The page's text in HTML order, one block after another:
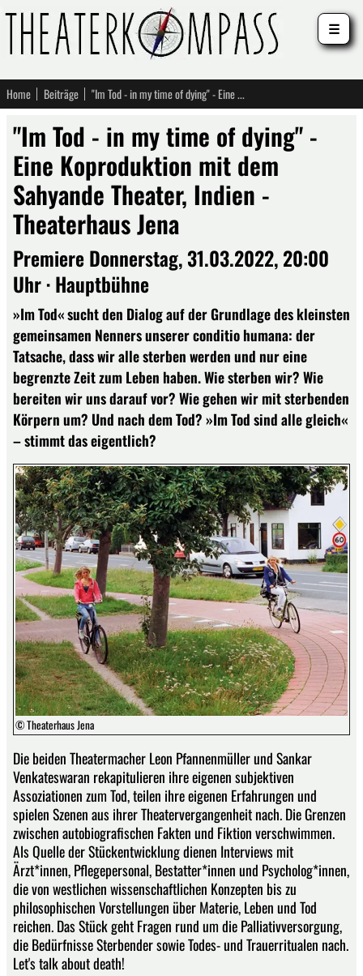
Home Beiträge "Im Tod - in my time of dying" - Eine Koproduktion mit dem Sahyande Theater, Indien - Theaterhaus Jena
"Im Tod - in my time of dying" -
Eine Koproduktion mit dem
Sahyande Theater, Indien -
Theaterhaus Jena
Premiere Donnerstag, 31.03.2022, 20:00
Uhr · Hauptbühne
»Im Tod« sucht den Dialog auf der Grundlage des kleinsten
gemeinsamen Nenners unserer conditio humana: der
Tatsache, dass wir alle sterben werden und nur eine
begrenzte Zeit zum Leben haben. Wie sterben wir? Wie
bereiten wir uns darauf vor? Wie gehen wir mit sterbenden
Körpern um? Und nach dem Tod? »Im Tod sind alle gleich«
– stimmt das eigentlich?
© Theaterhaus Jena
Die beiden Theatermacher Leon Pfannenmüller und Sankar
Venkateswaran rekapitulieren ihre eigenen subjektiven
Assoziationen zum Tod, teilen ihre eigenen Erfahrungen und
spielen Szenen aus ihrer Theatervergangenheit nach. Die Grenzen
zwischen autobiografischen Fakten und Fiktion verschwimmen.
Als Quelle der Stückentwicklung dienen Interviews mit
Ärzt*innen, Pflegepersonal, Bestatter*innen und Psycholog*innen,
die von westlichen wissenschaftlichen Konzepten bis zu
philosophischen Vorstellungen über Materie, Leben und Tod
reichen. Das Stück geht Fragen rund um die Palliativversorgung,
die Bedürfnisse Sterbender sowie Todes- und Trauerritualen nach.
Let's talk about death!
☰